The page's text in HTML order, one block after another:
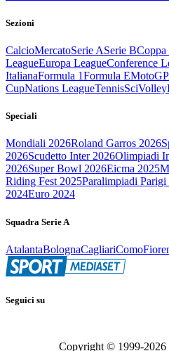
Sezioni
CalcioMercatoSerie ASerie BCoppa
LeagueEuropa LeagueConference
ItalianaFormula 1Formula EMotoGP
CupNations LeagueTennisSciVolley
Speciali
Mondiali 2026Roland Garros 2026
2026Scudetto Inter 2026Olimpiadi
2026Super Bowl 2026Eicma 2025
Riding Fest 2025Paralimpiadi Parigi
2024Euro 2024
Squadra Serie A
AtalantaBolognaCagliariComo
Seguici su
Copyright © 1999-2026